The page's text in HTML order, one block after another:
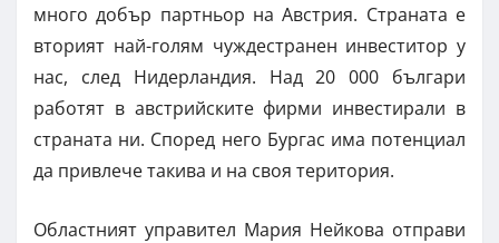
много добър партньор на Австрия. Страната е
вторият най-голям чуждестранен инвеститор у
нас, след Нидерландия. Над 20 000 българи
работят в австрийските фирми инвестирали в
страната ни. Според него Бургас има потенциал
да привлече такива и на своя територия.
Областният управител Мария Нейкова отправи